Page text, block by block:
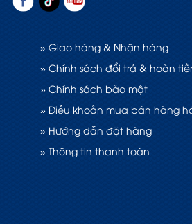
» Giao hàng & Nhận hàng
» Chính sách đổi trả & hoàn
» Chính sách bảo mật
» Điều khoản mua bán hàng
» Hướng dẫn đặt hàng
» Thông tin thanh toán